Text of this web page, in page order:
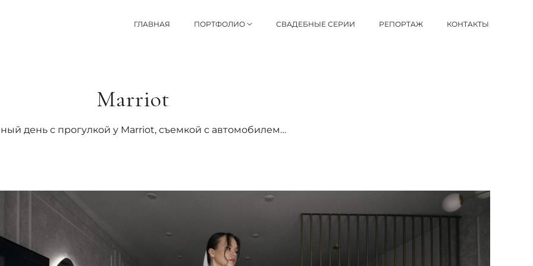
ГЛАВНАЯ ПОРТФОЛИО СВАДЕБНЫЕ СЕРИИ РЕПОРТАЖ КОНТАКТЫ
Marriot
день с прогулкой у Marriot, съемкой с автомобилем…